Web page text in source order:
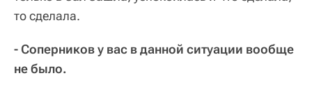
то сделала.
- Соперников у вас в данной ситуации вообще
не было.